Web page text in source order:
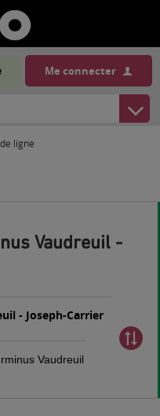
Me connecter
ligne
Vaudreuil -
- Joseph-Carrier
Vaudreuil